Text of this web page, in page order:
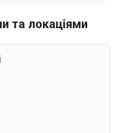
та локаціями